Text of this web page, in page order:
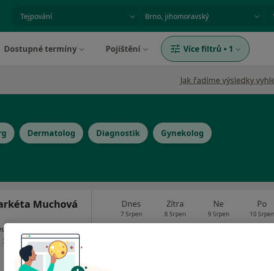
specializace, nemoc nebo příjmení Město nebo region
Dostupné termíny Pojištění Více filtrů • 1
Jak řadíme výsledky
Dermatolog Diagnostik Gynekolog
Muchová
Diagnostik
30 názorů
Dnes
7 Srpen
Zítra
8 Srpen
Ne
9 Srpen
Po
10 Srpen